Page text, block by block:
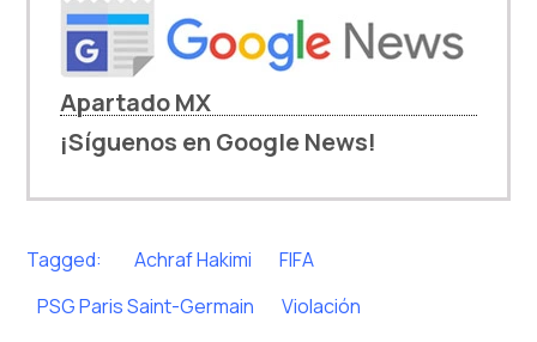
Apartado MX
¡Síguenos en Google News!
Tagged: Achraf Hakimi
FIFA
PSG Paris Saint-Germain
Violación